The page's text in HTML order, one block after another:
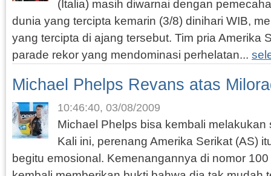
(Italia) masih diwarnai dengan
dunia yang tercipta kemarin (3/8) dinihari WIB,
yang tercipta di ajang tersebut. Tim pria Amerika
parade rekor yang mendominasi perhelatan...
Michael Phelps Revans atas
10:46:40, 03/08/2009
Michael Phelps bisa kembali
Kali ini, perenang Amerika Serikat (AS)
begitu emosional. Kemenangannya di nomor